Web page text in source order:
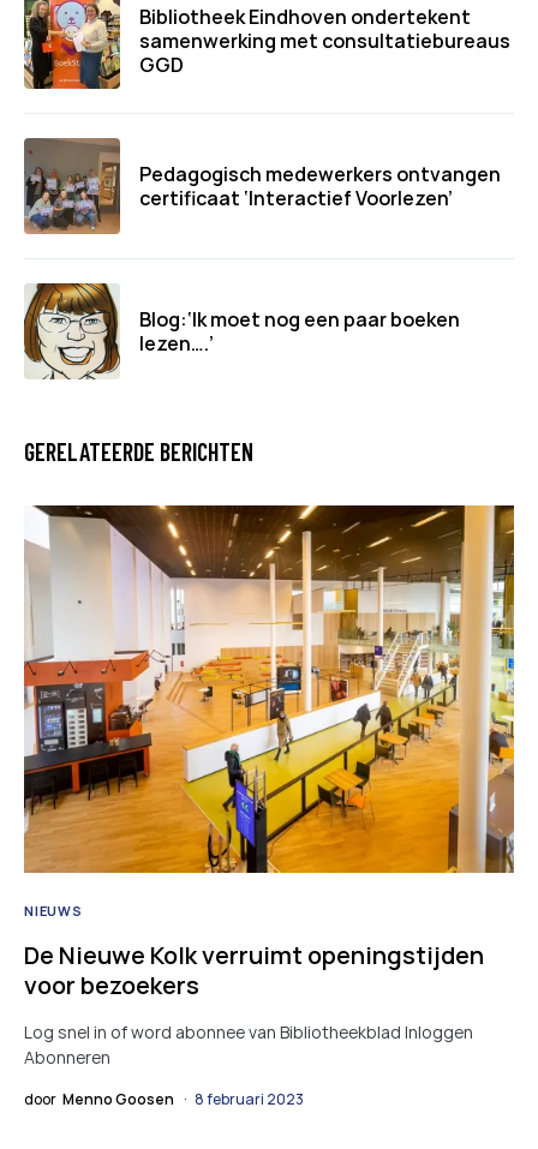
Bibliotheek Eindhoven ondertekent
samenwerking met consultatiebureaus
GGD
Pedagogisch medewerkers ontvangen
certificaat ‘Interactief Voorlezen’
Blog:‘Ik moet nog een paar boeken
lezen….’
GERELATEERDE BERICHTEN
NIEUWS
De Nieuwe Kolk verruimt openingstijden
voor bezoekers
Log snel in of word abonnee van Bibliotheekblad Inloggen
Abonneren
door Menno Goosen 8 februari 2023